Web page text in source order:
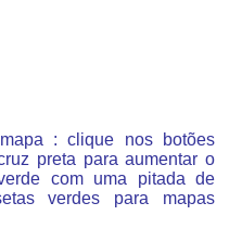
: clique nos botões
preta para aumentar o
com uma pitada de
verdes para mapas